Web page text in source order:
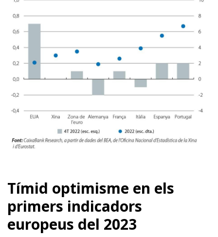
Tímid optimisme en els
primers indicadors
europeus del 2023